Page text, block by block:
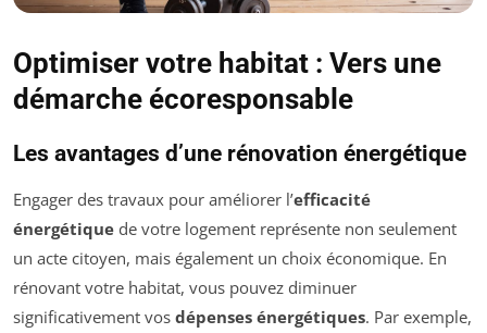
Optimiser votre habitat : Vers une
démarche écoresponsable
Les avantages d’une rénovation énergétique
Engager des travaux pour améliorer l’efficacité
énergétique de votre logement représente non seulement
un acte citoyen, mais également un choix économique. En
rénovant votre habitat, vous pouvez diminuer
significativement vos dépenses énergétiques. Par exemple,